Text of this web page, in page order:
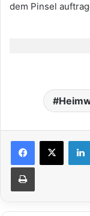
dem Pinsel